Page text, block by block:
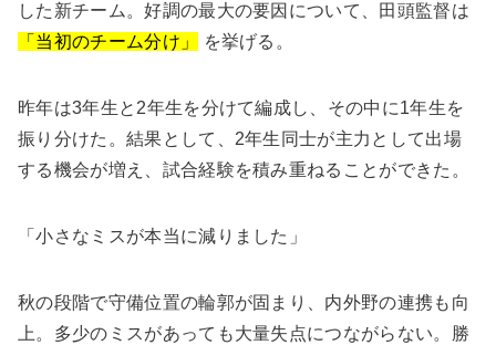
した新チーム。好調の最大の要因について、田頭監督は
「当初のチーム分け」
を挙げる。
昨年は3年生と2年生を分けて編成し、その中に1年生を
振り分けた。結果として、2年生同士が主力として出場
する機会が増え、試合経験を積み重ねることができた。
「小さなミスが本当に減りました」
秋の段階で守備位置の輪郭が固まり、内外野の連携も向
上。多少のミスがあっても大量失点につながらない。勝